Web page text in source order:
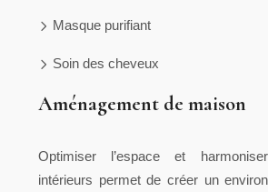
Masque purifiant
Soin des cheveux
Aménagement de maison
Optimiser l’espace et
intérieurs permet de créer un